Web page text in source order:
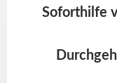
Soforthilfe